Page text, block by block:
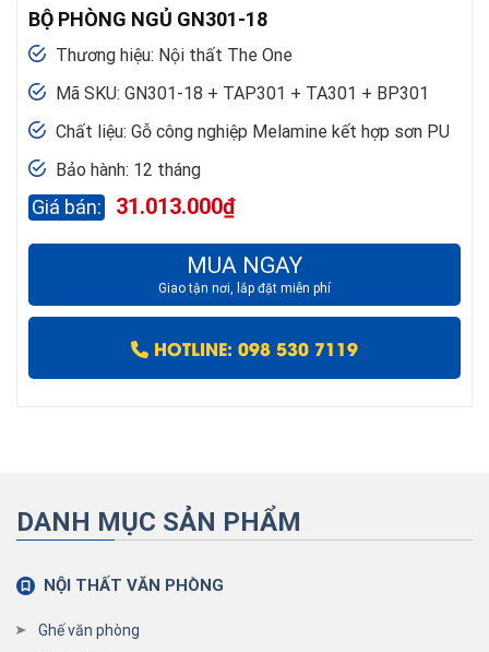
BỘ PHÒNG NGỦ GN301-18
Thương hiệu: Nội thất The One
Mã SKU: GN301-18 + TAP301 + TA301 + BP301
Chất liệu: Gỗ công nghiệp Melamine kết hợp sơn PU
Bảo hành: 12 tháng
31.013.000₫
MUA NGAY
Giao tận nơi, lắp đặt miễn phí
HOTLINE: 098 530 7119
DANH MỤC SẢN PHẨM
NỘI THẤT VĂN PHÒNG
Ghế văn phòng